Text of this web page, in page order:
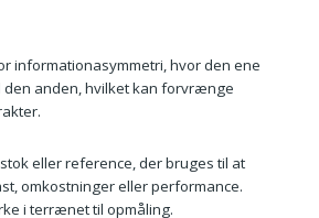
informationasymmetri, hvor den ene
den anden, hvilket kan forvrænge
eller reference, der bruges til at
omkostninger eller performance.
i terrænet til opmåling.